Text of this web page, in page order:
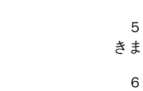
５
き
６